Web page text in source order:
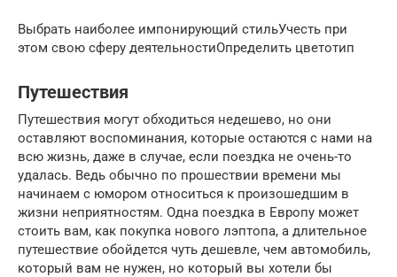
Выбрать наиболее импонирующий стильУчесть при
этом свою сферу деятельностиОпределить цветотип
Путешествия
Путешествия могут обходиться недешево, но они
оставляют воспоминания, которые остаются с нами на
всю жизнь, даже в случае, если поездка не очень-то
удалась. Ведь обычно по прошествии времени мы
начинаем с юмором относиться к произошедшим в
жизни неприятностям. Одна поездка в Европу может
стоить вам, как покупка нового лэптопа, а длительное
путешествие обойдется чуть дешевле, чем автомобиль,
который вам не нужен, но который вы хотели бы